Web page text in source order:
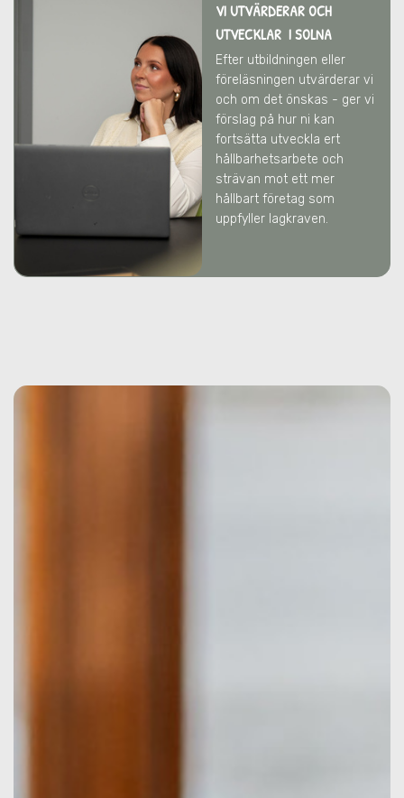
VI UTVÄRDERAR OCH
UTVECKLAR I SOLNA
Efter utbildningen eller
föreläsningen utvärderar vi
och om det önskas - ger vi
förslag på hur ni kan
fortsätta utveckla ert
hållbarhetsarbete och
strävan mot ett mer
hållbart företag som
uppfyller lagkraven.